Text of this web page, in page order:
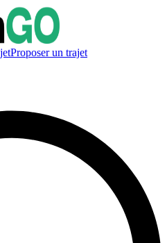
Proposer un trajet